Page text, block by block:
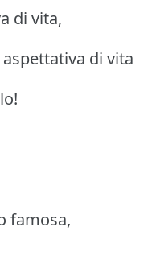
di vita,
di vita
famosa,